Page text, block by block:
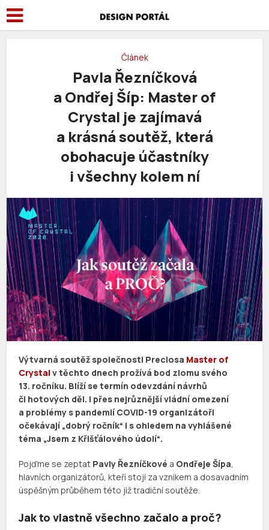
Článek
Pavla Řezníčková
a Ondřej Šíp: Master of
Crystal je zajímavá
a krásná soutěž, která
obohacuje účastníky
i všechny kolem ní
Výtvarná soutěž společnosti Preciosa Master of
Crystal v těchto dnech prožívá bod zlomu svého
13. ročníku. Blíží se termín odevzdání návrhů
či hotových děl. I přes nejrůznější vládní omezení
a problémy s pandemií COVID-19 organizátoři
očekávají „dobrý ročník“ i s ohledem na vyhlášené
téma „Jsem z Křišťálového údolí“.
Pojďme se zeptat Pavly Řezníčkové a Ondřeje Šípa,
hlavních organizátorů, kteří stojí za vznikem a dosavadním
úspěšným průběhem této již tradiční soutěže.
Jak to vlastně všechno začalo a proč?